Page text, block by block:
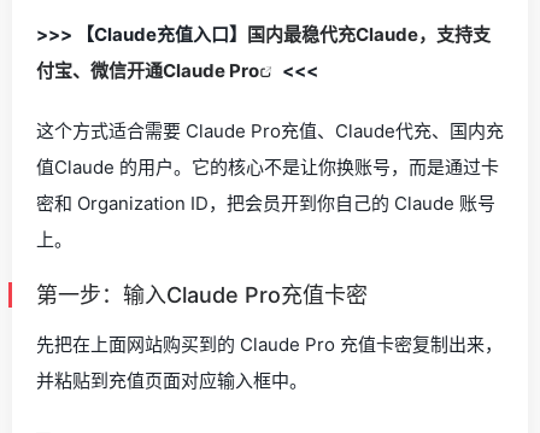
>>> 【Claude充值入口】 国内最稳代充Claude，支持支
付宝、微信开通Claude Pro
<<<
这个方式适合需要 Claude Pro充值、Claude代充、国内充
值Claude 的用户。它的核心不是让你换账号，而是通过卡
密和 Organization ID，把会员开到你自己的 Claude 账号
上。
第一步：输入Claude Pro充值卡密
先把在上面网站购买到的 Claude Pro 充值卡密复制出来，
并粘贴到充值页面对应输入框中。